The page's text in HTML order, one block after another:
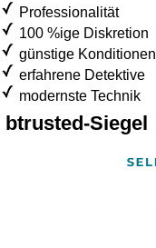
Professionalität
100 %ige Diskretion
günstige Konditionen
erfahrene Detektive
modernste Technik
btrusted-Siegel